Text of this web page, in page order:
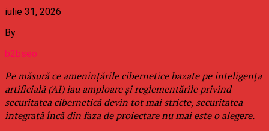
iulie 31, 2026
By
b2bseo
Pe măsură ce amenințările cibernetice bazate pe inteligența
artificială (AI) iau amploare și reglementările privind
securitatea cibernetică devin tot mai stricte, securitatea
integrată încă din faza de proiectare nu mai este o alegere.